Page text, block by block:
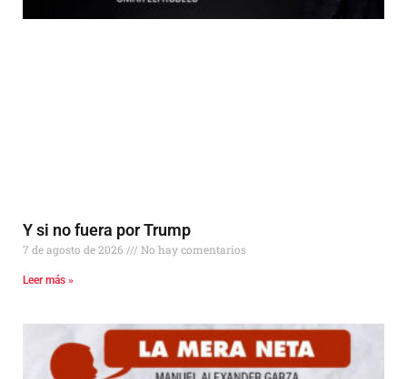
Y si no fuera por Trump
7 de agosto de 2026 No hay comentarios
Leer más »